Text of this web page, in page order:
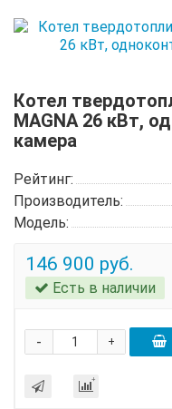
Котел
MAGNA 26 кВт,
камера
Рейтинг:
Производитель:
Модель:
146 900 руб.
Есть в наличии
+
-